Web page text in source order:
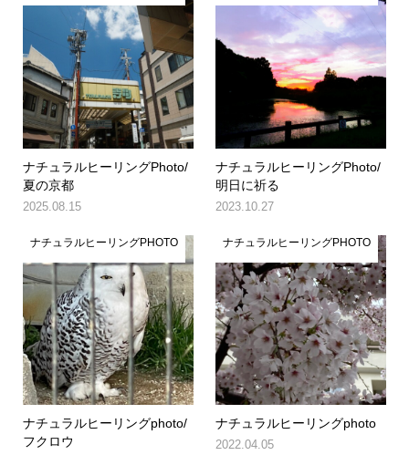
ナチュラルヒーリングPhoto/
夏の京都
2025.08.15
ナチュラルヒーリングPhoto/
明日に祈る
2023.10.27
ナチュラルヒーリングPHOTO
ナチュラルヒーリングphoto/
フクロウ
ナチュラルヒーリングPHOTO
ナチュラルヒーリングphoto
2022.04.05